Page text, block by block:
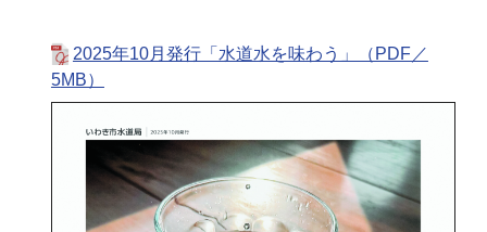
2025年10月発行「水道水を味わう」（PDF／
5MB）